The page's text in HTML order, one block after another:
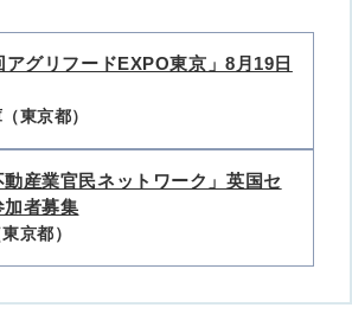
アグリフードEXPO東京」8月19日
東京都）
動産業官民ネットワーク」英国セ
加者募集
京都）